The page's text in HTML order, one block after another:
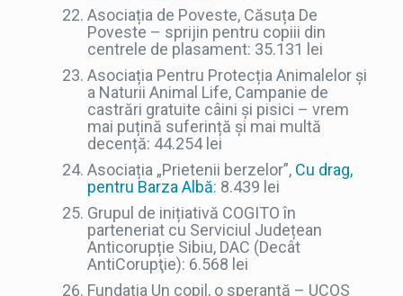
Asociația de Poveste, Căsuța De
Poveste – sprijin pentru copiii din
centrele de plasament: 35.131 lei
Asociația Pentru Protecția Animalelor și
a Naturii Animal Life, Campanie de
castrări gratuite câini și pisici – vrem
mai puțină suferință și mai multă
decență: 44.254 lei
Asociația „Prietenii berzelor”, Cu drag,
pentru Barza Albă: 8.439 lei
Grupul de inițiativă COGITO în
parteneriat cu Serviciul Județean
Anticorupție Sibiu, DAC (Decât
AntiCorupţie): 6.568 lei
Fundația Un copil, o speranță – UCOS